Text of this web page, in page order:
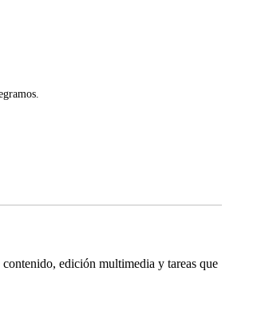
edición multimedia y tareas que